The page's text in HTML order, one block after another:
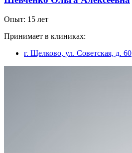
Опыт: 15 лет
Принимает в клиниках:
г. Щелково, ул. Советская, д. 60